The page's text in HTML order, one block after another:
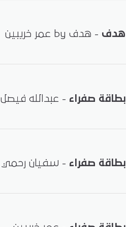
هدف - هدف by عمر خريبين
بطاقة صفراء - عبدالله فيصل
بطاقة صفراء - سفيان رحمي